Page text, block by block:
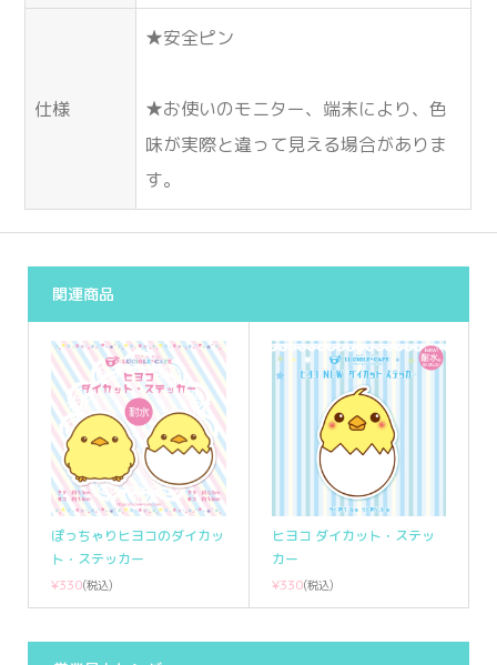
仕様
★安全ピン
★お使いのモニター、端末により、色
味が実際と違って見える場合がありま
す。
関連商品
ぽっちゃりヒヨコのダイカッ
ト・ステッカー
¥330(税込)
ヒヨコ ダイカット・ステッ
カー
¥330(税込)